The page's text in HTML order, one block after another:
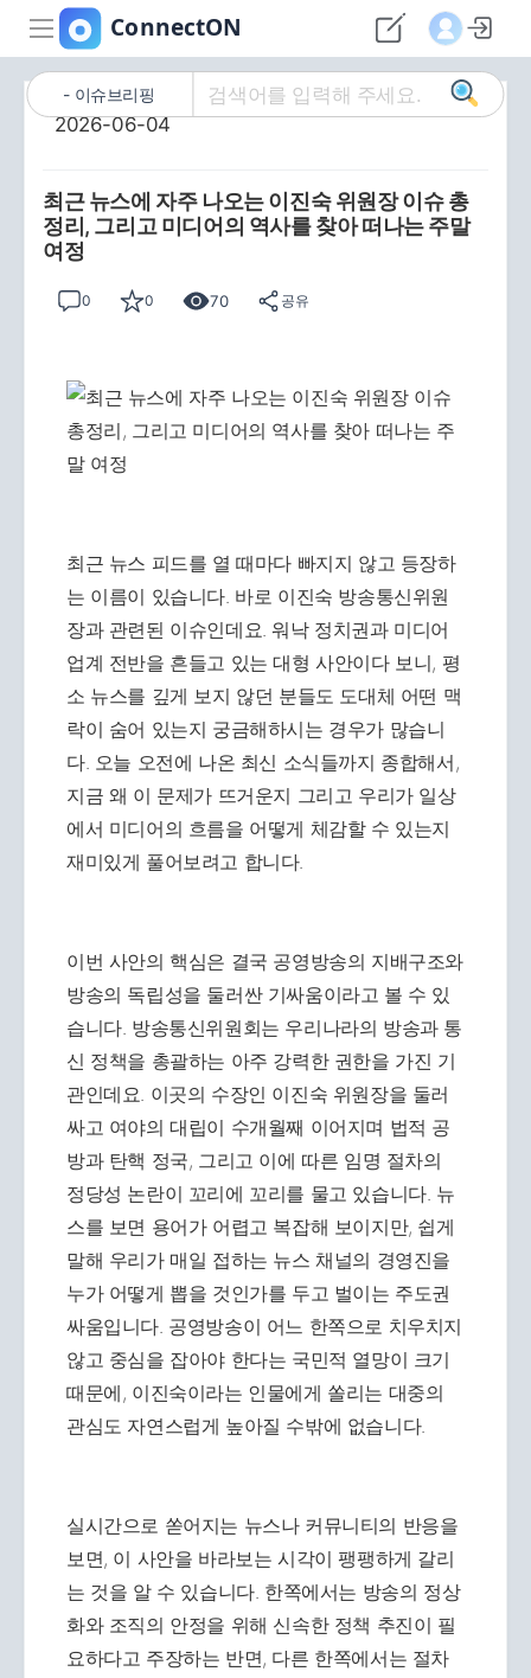
이슈브리핑
2026-06-04
최근 뉴스에 자주 나오는 이진숙 위원장 이슈 총
정리, 그리고 미디어의 역사를 찾아 떠나는 주말
여정
0 0 70 공유
최근 뉴스 피드를 열 때마다 빠지지 않고 등장하
는 이름이 있습니다. 바로 이진숙 방송통신위원
장과 관련된 이슈인데요. 워낙 정치권과 미디어
업계 전반을 흔들고 있는 대형 사안이다 보니, 평
소 뉴스를 깊게 보지 않던 분들도 도대체 어떤 맥
락이 숨어 있는지 궁금해하시는 경우가 많습니
다. 오늘 오전에 나온 최신 소식들까지 종합해서,
지금 왜 이 문제가 뜨거운지 그리고 우리가 일상
에서 미디어의 흐름을 어떻게 체감할 수 있는지
재미있게 풀어보려고 합니다.
이번 사안의 핵심은 결국 공영방송의 지배구조와
방송의 독립성을 둘러싼 기싸움이라고 볼 수 있
습니다. 방송통신위원회는 우리나라의 방송과 통
신 정책을 총괄하는 아주 강력한 권한을 가진 기
관인데요. 이곳의 수장인 이진숙 위원장을 둘러
싸고 여야의 대립이 수개월째 이어지며 법적 공
방과 탄핵 정국, 그리고 이에 따른 임명 절차의
정당성 논란이 꼬리에 꼬리를 물고 있습니다. 뉴
스를 보면 용어가 어렵고 복잡해 보이지만, 쉽게
말해 우리가 매일 접하는 뉴스 채널의 경영진을
누가 어떻게 뽑을 것인가를 두고 벌이는 주도권
싸움입니다. 공영방송이 어느 한쪽으로 치우치지
않고 중심을 잡아야 한다는 국민적 열망이 크기
때문에, 이진숙이라는 인물에게 쏠리는 대중의
관심도 자연스럽게 높아질 수밖에 없습니다.
실시간으로 쏟어지는 뉴스나 커뮤니티의 반응을
보면, 이 사안을 바라보는 시각이 팽팽하게 갈리
는 것을 알 수 있습니다. 한쪽에서는 방송의 정상
화와 조직의 안정을 위해 신속한 정책 추진이 필
요하다고 주장하는 반면, 다른 한쪽에서는 절차